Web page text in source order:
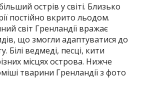
острів у світі. Близько
постійно вкрито льодом.
світ Гренландії вражає
що змогли адаптуватися до
Білі ведмеді, песці, кити
місцях острова. Нижче
тварини Гренландії з фото